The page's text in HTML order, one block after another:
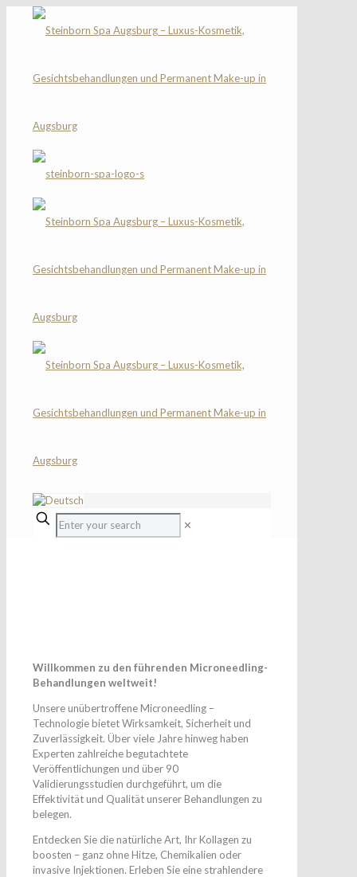
✕
Willkommen zu den führenden Microneedling-
Behandlungen weltweit!
Unsere unübertroffene Microneedling –
Technologie bietet Wirksamkeit, Sicherheit und
Zuverlässigkeit. Über viele Jahre hinweg haben
Experten zahlreiche begutachtete
Veröffentlichungen und über 90
Validierungsstudien durchgeführt, um die
Effektivität und Qualität unserer Behandlungen zu
belegen.
Entdecken Sie die natürliche Art, Ihr Kollagen zu
boosten – ganz ohne Hitze, Chemikalien oder
invasive Injektionen. Erleben Sie eine strahlendere